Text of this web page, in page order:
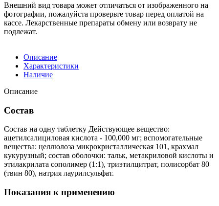
Внешний вид товара может отличаться от изображенного на
фотографии, пожалуйста проверьте товар перед оплатой на
кассе. Лекарственные препараты обмену или возврату не
подлежат.
Описание
Характеристики
Наличие
Описание
Состав
Состав на одну таблетку Действующее вещество:
ацетилсалициловая кислота - 100,000 мг; вспомогательные
вещества: целлюлоза микрокристаллическая 101, крахмал
кукурузный; состав оболочки: тальк, метакриловой кислоты и
этилакрилата сополимер (1:1), триэтилцитрат, полисорбат 80
(твин 80), натрия лаурилсульфат.
Показания к применению